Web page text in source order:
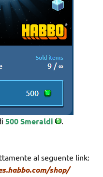
500 Smeraldi
al seguente link:
shop/